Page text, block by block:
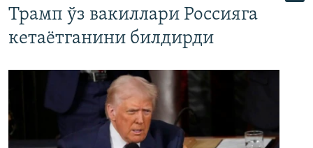
Трамп ўз вакиллари Россияга
кетаётганини билдирди